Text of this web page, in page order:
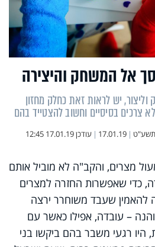
אל המשחק והיצירה
יש לראות זאת כחלק מחזון
צרכים בסיסיים וחשוב להצטייד בהם
|
17.01.19
| עודכן17.01.19 12:45
מצרים, והקב"ה לא מוביל אותם
כדי שאפשרות החזרה למצרים
להאמין שעבד משוחרר ירצה
– עובדה, אפילו כאשר עם
היו רגעי משבר בהם ביקשו בני